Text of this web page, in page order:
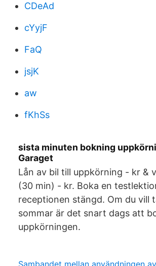
CDeAd
cYyjF
FaQ
jsjK
aw
fKhSs
sista minuten bokning
Garaget
Lån av bil till uppkörning - kr &
(30 min) - kr. Boka en
receptionen stängd. Om du vill
sommar är det snart dags att
uppkörningen.
Sambandet mellan användningen